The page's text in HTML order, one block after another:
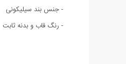
- جنس بند سیلیکونی
- رنگ قاب و بدنه ثابت